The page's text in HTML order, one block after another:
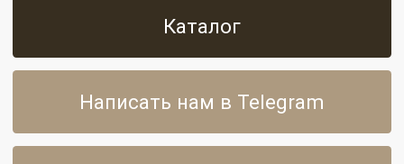
Написать нам в Whatsapp
которой запрещена на территории РФ